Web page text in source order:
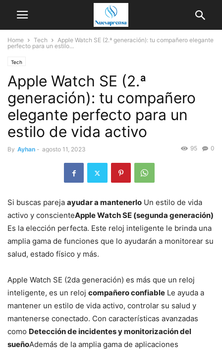
Home Tech
Apple Watch SE (2.ª generación): tu compañero elegante
perfecto para un estilo...
Tech
Apple Watch SE (2.ª
generación): tu compañero
elegante perfecto para un
estilo de vida activo
By Ayhan - agosto 11, 2023 0
95
Si buscas pareja ayudar a mantenerlo Un estilo de vida
activo y conscienteApple Watch SE (segunda generación)
Es la elección perfecta. Este reloj inteligente le brinda una
amplia gama de funciones que lo ayudarán a monitorear su
salud, estado físico y más.
Apple Watch SE (2da generación) es más que un reloj
inteligente, es un reloj compañero confiable Le ayuda a
mantener un estilo de vida activo, controlar su salud y
mantenerse conectado. Con características avanzadas
como Detección de incidentes y monitorización del
sueñoAdemás de la amplia gama de aplicaciones